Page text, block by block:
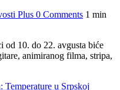
Plus 0 Comments 1 min
od 10. do 22. avgusta biće
animiranog filma, stripa,